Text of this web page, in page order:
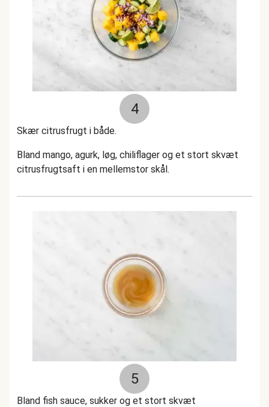
4
Skær citrusfrugt i både.
Bland mango, agurk, løg, chiliflager og et stort skvæt
citrusfrugtsaft i en mellemstor skål.
5
Bland fish sauce, sukker og et stort skvæt